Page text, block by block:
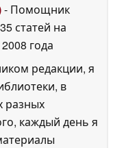
- Помощник
статей на
года
редакции, я
в
разных
каждый день я